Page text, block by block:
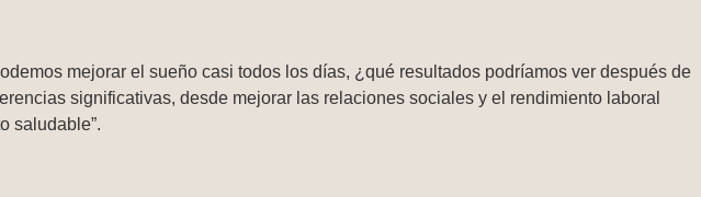
mejorar el sueño casi todos los días, ¿qué resultados podríamos ver después de
significativas, desde mejorar las relaciones sociales y el rendimiento laboral
saludable”.